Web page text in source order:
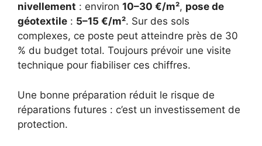
nivellement : environ 10–30 €/m², pose de
géotextile : 5–15 €/m². Sur des sols
complexes, ce poste peut atteindre près de 30
% du budget total. Toujours prévoir une visite
technique pour fiabiliser ces chiffres.
Une bonne préparation réduit le risque de
réparations futures : c’est un investissement de
protection.